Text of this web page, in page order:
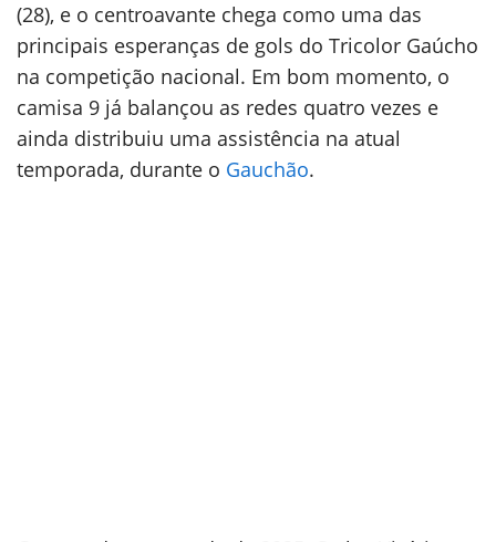
(28), e o centroavante chega como uma das
principais esperanças de gols do Tricolor Gaúcho
na competição nacional. Em bom momento, o
camisa 9 já balançou as redes quatro vezes e
ainda distribuiu uma assistência na atual
temporada, durante o Gauchão.